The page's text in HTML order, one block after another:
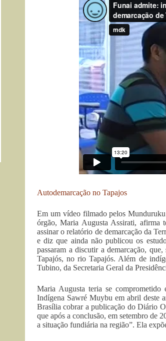
Autodemarcação no Tapajos
Em um vídeo filmado pelos
órgão, Maria Augusta Assirati, afirma
assinar o relatório de demarcação da
e diz que ainda não publicou os
passaram a discutir a demarcação,
Tapajós, no rio Tapajós. Além de
Tubino, da Secretaria Geral da
Maria Augusta teria se
Indígena Sawré Muybu em abril deste
Brasília cobrar a publicação do Diário
que após a conclusão, em setembro de
a situação fundiária na região”. Ela